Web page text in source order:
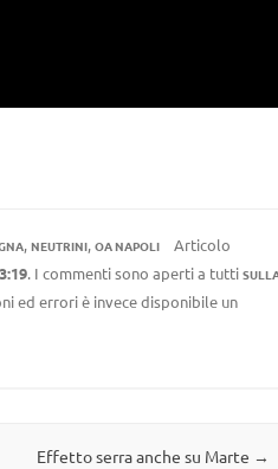
, NEUTRINI, OA NAPOLI
Articolo
. I commenti sono aperti a tutti
ed errori è invece disponibile un
Effetto serra anche su Marte →